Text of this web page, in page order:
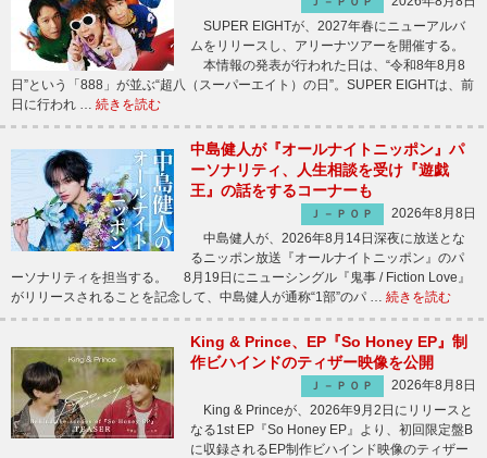
SUPER EIGHTが、2027年春にニューアルバ
ムをリリースし、アリーナツアーを開催する。
本情報の発表が行われた日は、“令和8年8月8
日”という「888」が並ぶ“超八（スーパーエイト）の日”。SUPER EIGHTは、前
日に行われ … 続きを読む
中島健人が『オールナイトニッポン』パ
ーソナリティ、人生相談を受け『遊戯
王』の話をするコーナーも
Ｊ－ＰＯＰ
2026年8月8日
中島健人が、2026年8月14日深夜に放送とな
るニッポン放送『オールナイトニッポン』のパ
ーソナリティを担当する。 8月19日にニューシングル『鬼事 / Fiction Love』
がリリースされることを記念して、中島健人が通称“1部”のパ … 続きを読む
King & Prince、EP『So Honey EP』制
作ビハインドのティザー映像を公開
Ｊ－ＰＯＰ
2026年8月8日
King & Princeが、2026年9月2日にリリースと
なる1st EP『So Honey EP』より、初回限定盤B
に収録されるEP制作ビハインド映像のティザー